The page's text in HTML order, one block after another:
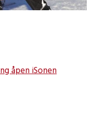
åpen iSonen